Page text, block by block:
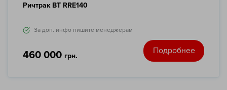
Ричтрак BT RRE140
За доп. инфо пишите менеджерам
460 000 грн.
Подробнее